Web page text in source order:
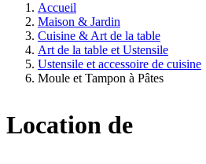
Accueil
Maison & Jardin
Cuisine & Art de la table
Art de la table et Ustensile
Ustensile et accessoire de cuisine
Moule et Tampon à Pâtes
Location de